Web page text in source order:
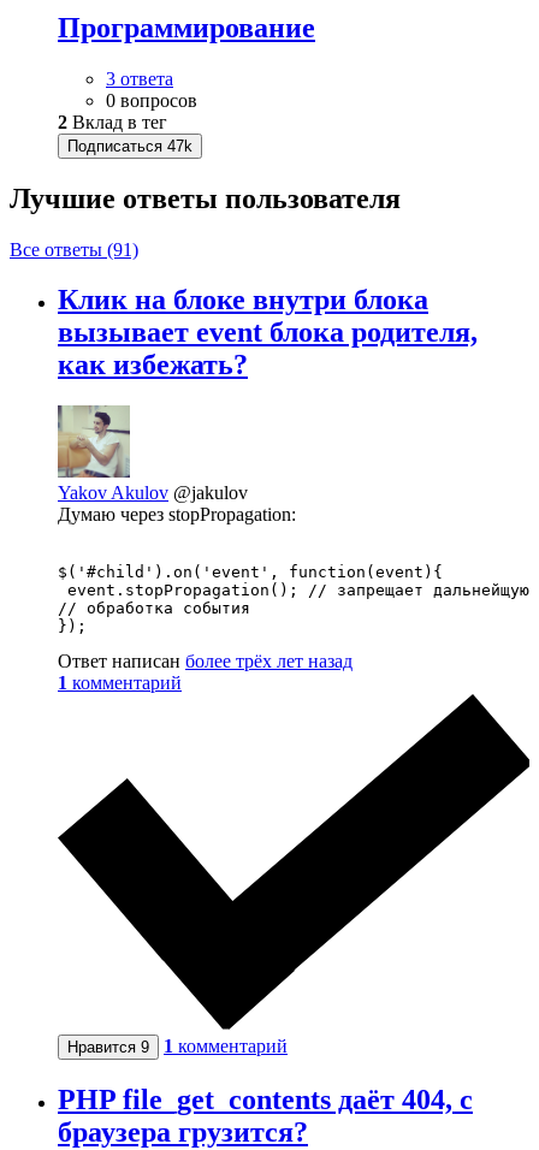
Программирование
3 ответа
0 вопросов
2 Вклад в тег
Подписаться 47k
Лучшие ответы пользователя
Все ответы (91)
Клик на блоке внутри блока
вызывает event блока родителя,
как избежать?
Yakov Akulov @jakulov
Думаю через stopPropagation:
$('#child').on('event', function(event){
event.stopPropagation(); // запрещает дальнейщую
// обработка события
});
Ответ написан более трёх лет назад
1 комментарий
Нравится 9 1 комментарий
PHP file_get_contents даёт 404, с
браузера грузится?